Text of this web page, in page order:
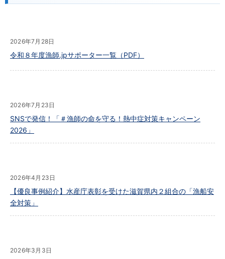
2026年7月28日
令和８年度漁師.jpサポーター一覧（PDF）
2026年7月23日
SNSで発信！「＃漁師の命を守る！熱中症対策キャンペーン
2026」
2026年4月23日
【優良事例紹介】水産庁表彰を受けた滋賀県内２組合の「漁船安
全対策」
2026年3月3日